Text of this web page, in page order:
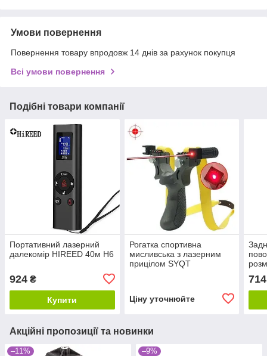
Умови повернення
Повернення товару впродовж 14 днів за рахунок покупця
Всі умови повернення
Подібні товари компанії
Портативний лазерний
далекомір HIREED 40м H6
924 ₴
Купити
Рогатка спортивна
мисливська з лазерним
прицілом SYQT
Ціну уточнюйте
714
Акційні пропозиції та новинки
–11% –9%